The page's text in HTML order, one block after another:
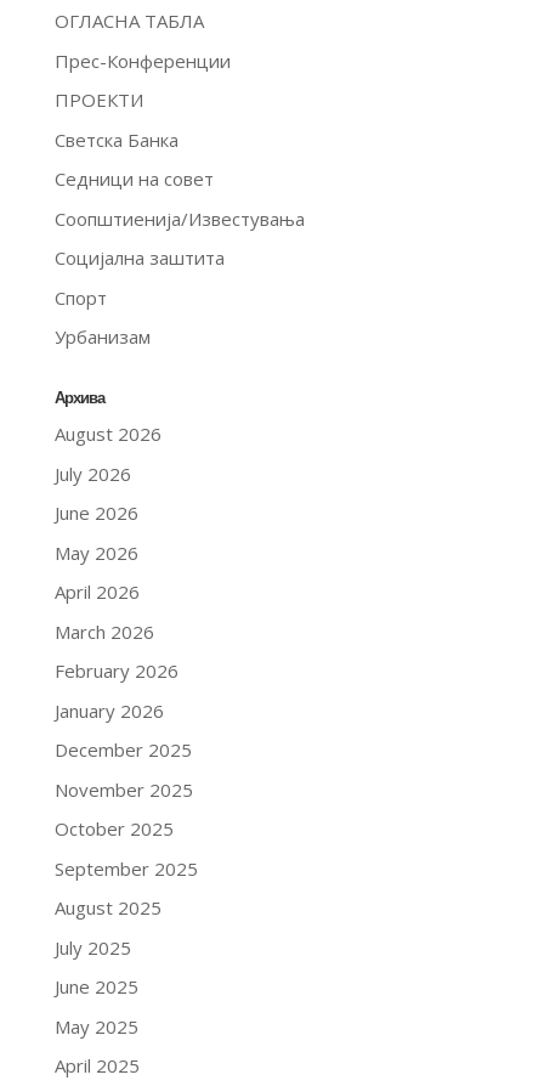
ОГЛАСНА ТАБЛА
Прес-Конференции
ПРОЕКТИ
Светска Банка
Седници на совет
Соопштиенија/Известувања
Социјална заштита
Спорт
Урбанизам
Архива
August 2026
July 2026
June 2026
May 2026
April 2026
March 2026
February 2026
January 2026
December 2025
November 2025
October 2025
September 2025
August 2025
July 2025
June 2025
May 2025
April 2025